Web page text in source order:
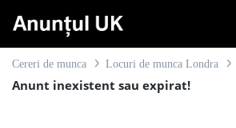
Cereri de munca Locuri de munca Londra
Anunt inexistent sau expirat!